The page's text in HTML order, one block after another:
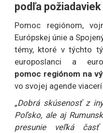
podľa
Pomoc regiónom,
Európskej únie a
témy, ktoré v týchto
europoslanci a
pomoc regiónom na
vo svojej agende
„Dobrá skúsenosť z
Poľsko, ale aj
presunie veľká